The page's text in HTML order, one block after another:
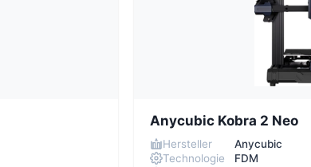
Anycubic Kobra 2 Neo
Hersteller
Anycubic
Technologie
FDM